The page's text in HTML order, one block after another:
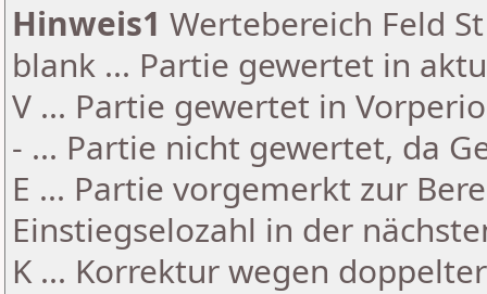
Hinweis1 Wertebereich Feld
blank ... Partie gewertet in
V ... Partie gewertet in
- ... Partie nicht gewertet, da
E ... Partie vorgemerkt zur
Einstiegselozahl in der
K ... Korrektur wegen